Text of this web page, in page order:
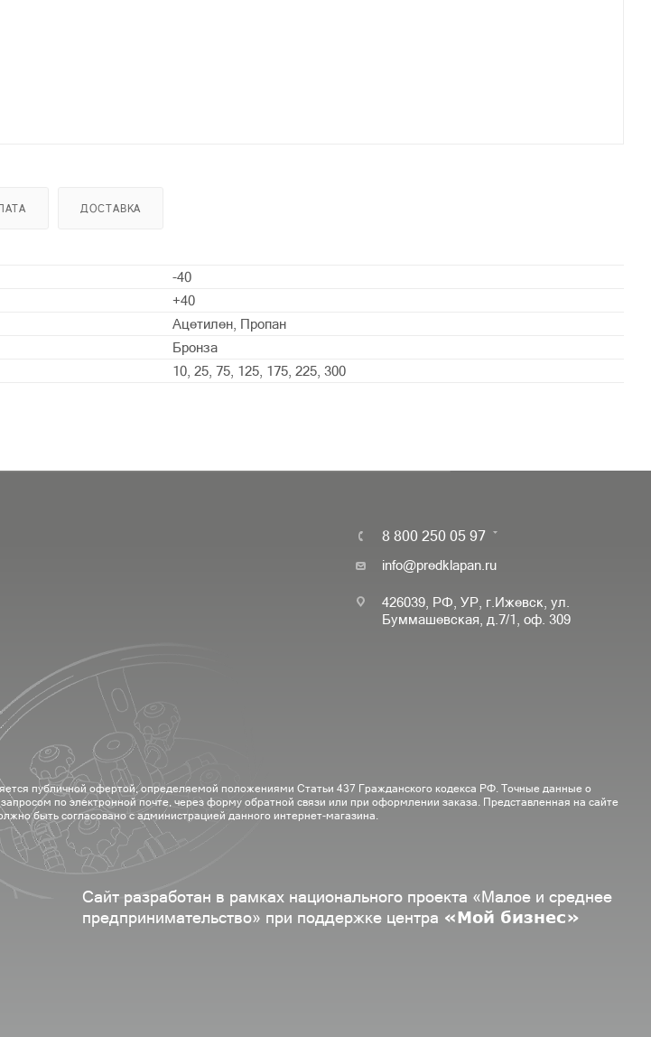
ДОСТАВКА
-40
+40
Ацетилен, Пропан
Бронза
10, 25, 75, 125, 175, 225, 300
8 800 250 05 97
info@predklapan.ru
426039, РФ, УР, г.Ижевск, ул.
Буммашевская, д.7/1, оф. 309
публичной офертой, определяемой положениями Статьи 437 Гражданского кодекса РФ. Точные данные о
по электронной почте, через форму обратной связи или при оформлении заказа. Представленная на сайте
быть согласовано с администрацией данного интернет-магазина.
Сайт разработан в рамках национального проекта «Малое и среднее
предпринимательство» при поддержке центра «Мой бизнес»